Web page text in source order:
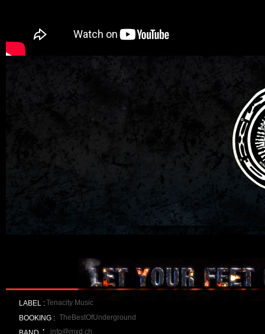
Tenacity Music
LABEL :
TheBestOfUnderground
info@mxd.ch
:
BOOKING :